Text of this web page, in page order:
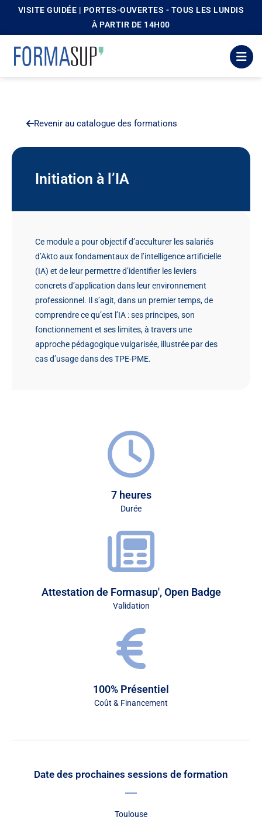
principalVISITE GUIDÉE | PORTES-OUVERTES - TOUS LES LUNDIS
À PARTIR DE 14H00
Revenir au catalogue des formations
Initiation à l’IA
Ce module a pour objectif d’acculturer les salariés
d’Akto aux fondamentaux de l’intelligence artificielle
(IA) et de leur permettre d’identifier les leviers
concrets d’application dans leur environnement
professionnel. Il s’agit, dans un premier temps, de
comprendre ce qu’est l’IA : ses principes, son
fonctionnement et ses limites, à travers une
approche pédagogique vulgarisée, illustrée par des
cas d’usage dans des TPE-PME.
7 heures
Durée
Attestation de Formasup', Open Badge
Validation
100% Présentiel
Coût & Financement
Date des prochaines sessions de formation
Toulouse